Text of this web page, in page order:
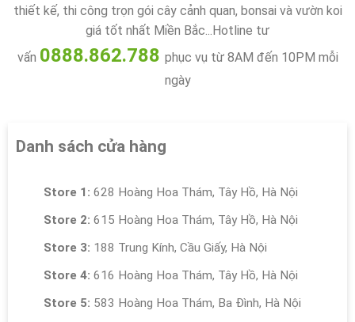
thiết kế, thi công trọn gói cây cảnh quan, bonsai và vườn koi
giá tốt nhất Miền Bắc...Hotline tư
vấn 0888.862.788 phục vụ từ 8AM đến 10PM mỗi
ngày
Danh sách cửa hàng
Store 1: 628 Hoàng Hoa Thám, Tây Hồ, Hà Nội
Store 2: 615 Hoàng Hoa Thám, Tây Hồ, Hà Nội
Store 3: 188 Trung Kính, Cầu Giấy, Hà Nội
Store 4: 616 Hoàng Hoa Thám, Tây Hồ, Hà Nội
Store 5: 583 Hoàng Hoa Thám, Ba Đình, Hà Nội